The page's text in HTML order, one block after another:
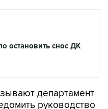
остановить снос ДК
департамент
руководство